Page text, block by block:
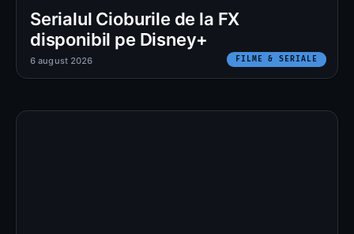
Serialul Cioburile de la FX
disponibil pe Disney+
FILME & SERIALE
6 august 2026